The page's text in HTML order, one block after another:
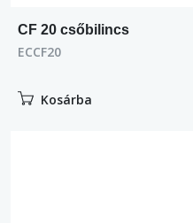
CF 20 csőbilincs
ECCF20
Kosárba